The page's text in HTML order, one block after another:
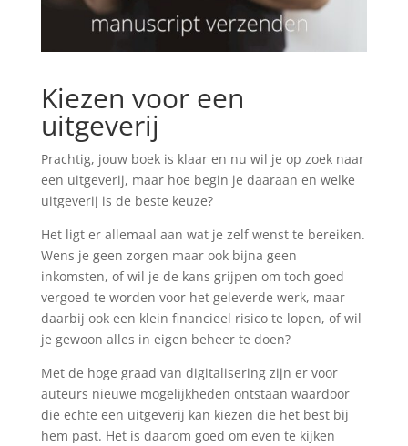
Kiezen voor een
uitgeverij
Prachtig, jouw boek is klaar en nu wil je op zoek naar
een uitgeverij, maar hoe begin je daaraan en welke
uitgeverij is de beste keuze?
Het ligt er allemaal aan wat je zelf wenst te bereiken.
Wens je geen zorgen maar ook bijna geen
inkomsten, of wil je de kans grijpen om toch goed
vergoed te worden voor het geleverde werk, maar
daarbij ook een klein financieel risico te lopen, of wil
je gewoon alles in eigen beheer te doen?
Met de hoge graad van digitalisering zijn er voor
auteurs nieuwe mogelijkheden ontstaan waardoor
die echte een uitgeverij kan kiezen die het best bij
hem past. Het is daarom goed om even te kijken